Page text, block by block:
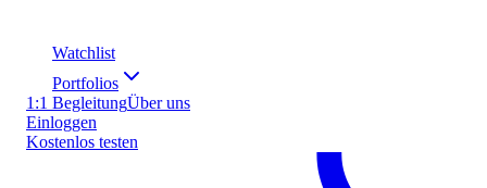
Watchlist
Portfolios
1:1 BegleitungÜber uns
Einloggen
Kostenlos testen